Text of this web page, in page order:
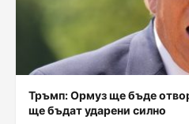
Тръмп: Ормуз ще бъде
ще бъдат ударени силно